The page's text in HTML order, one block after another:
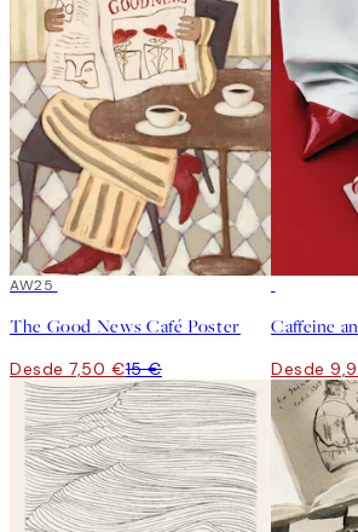
50%*
AW25
The Good News Café Poster
Desde 7,50 €15 €
Caffeine
Desde